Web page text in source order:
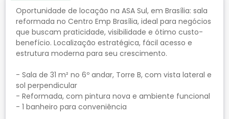
Oportunidade de locação na ASA Sul, em Brasília: sala
reformada no Centro Emp Brasília, ideal para negócios
que buscam praticidade, visibilidade e ótimo custo-
benefício. Localização estratégica, fácil acesso e
estrutura moderna para seu crescimento.
- Sala de 31 m² no 6º andar, Torre B, com vista lateral e
sol perpendicular
- Reformada, com pintura nova e ambiente funcional
- 1 banheiro para conveniência